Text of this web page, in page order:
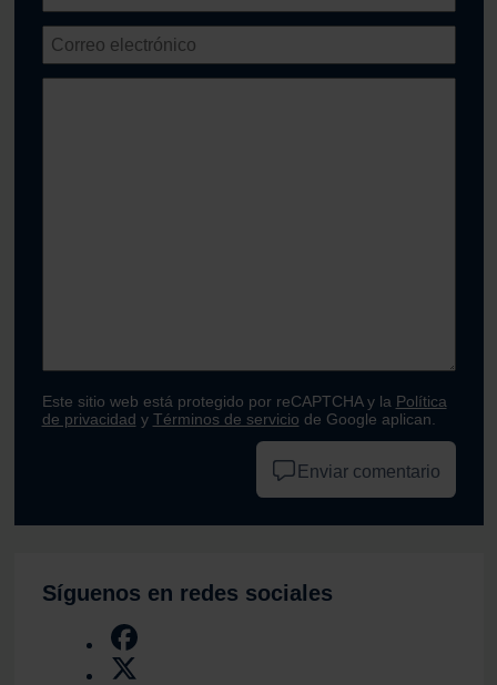
Este sitio web está protegido por reCAPTCHA y la Política
de privacidad y Términos de servicio de Google aplican.
Enviar comentario
Síguenos en redes sociales